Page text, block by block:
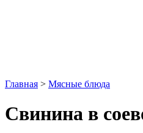
Главная > Мясные блюда
Свинина в